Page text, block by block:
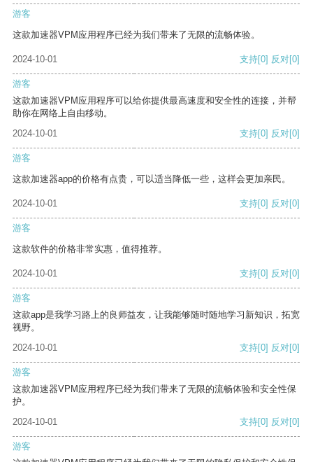
游客
这款加速器VPM应用程序已经为我们带来了无限的流畅体验。
2024-10-01 支持[0] 反对[0]
游客
这款加速器VPM应用程序可以给你提供最高速度和安全性的连接，并帮
助你在网络上自由移动。
2024-10-01
支持[0] 反对[0]
游客
这款加速器app的价格有点贵，可以适当降低一些，这样会更加亲民。
2024-10-01 支持[0] 反对[0]
游客
这款软件的价格非常实惠，值得推荐。
2024-10-01 支持[0] 反对[0]
游客
这款app是我学习路上的良师益友，让我能够随时随地学习新知识，拓宽
视野。
2024-10-01
支持[0] 反对[0]
游客
这款加速器VPM应用程序已经为我们带来了无限的流畅体验和安全性保
护。
2024-10-01
支持[0] 反对[0]
游客